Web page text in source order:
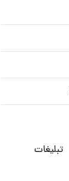
تبلیغات